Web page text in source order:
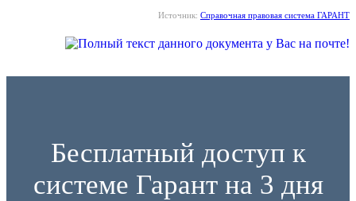
Источник: Справочная правовая система ГАРАНТ
Бесплатный доступ к
системе Гарант на 3 дня